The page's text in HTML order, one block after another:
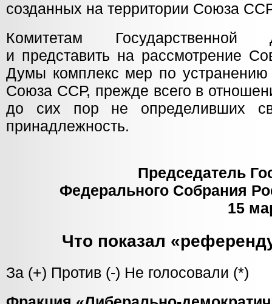
созданных на территории Союза
Комитетам Государственной
и представить на рассмотрение
Думы комплекс мер по устранению
Союза ССР, прежде всего в
до сих пор не определивших
принадлежность.
Председатель
Федерального Собрания
15
Что показал
За (+) Против (-) Не голосовали (*)